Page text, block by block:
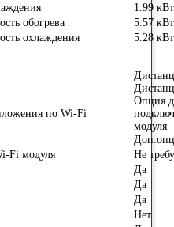
1.99 кВт
обогрева
5.57 кВт
охлаждения
5.28 кВт
по Wi-Fi
Опция
модуля
Fi модуля
Не
Да
Да
Да
Нет